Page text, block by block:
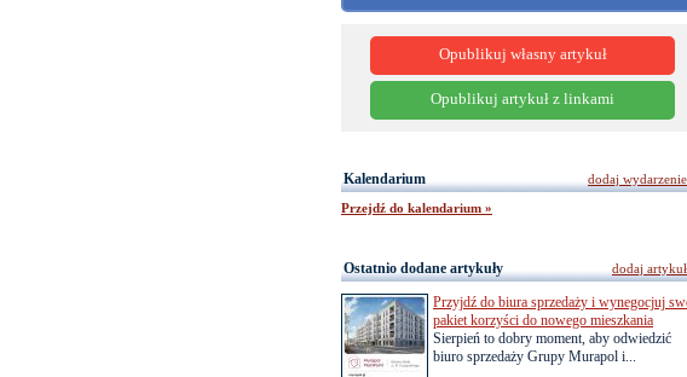
Opublikuj własny artykuł
Opublikuj artykuł z linkami
Kalendarium
Przejdź do kalendarium »
dodaj
Ostatnio dodane artykuły
Przyjdź do biura sprzedaży i wynegocjuj
pakiet korzyści do nowego mieszkania
Sierpień to dobry moment, aby odwiedzić
biuro sprzedaży Grupy Murapol i...
dodaj